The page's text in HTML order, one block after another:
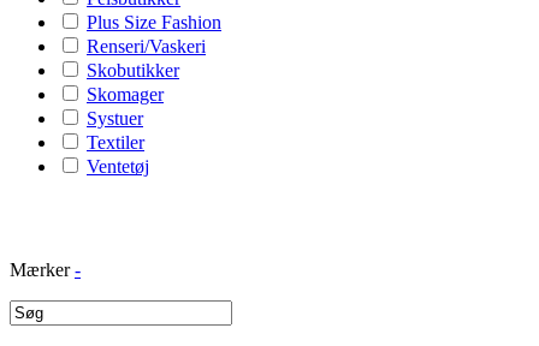
Plus Size Fashion
Renseri/Vaskeri
Skobutikker
Skomager
Systuer
Textiler
Ventetøj
Mærker -